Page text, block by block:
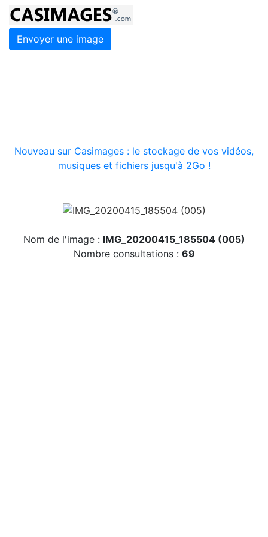
Envoyer une image
Nouveau sur Casimages : le stockage de vos vidéos,
musiques et fichiers jusqu'à 2Go !
Nom de l'image : IMG_20200415_185504 (005)
Nombre consultations : 69